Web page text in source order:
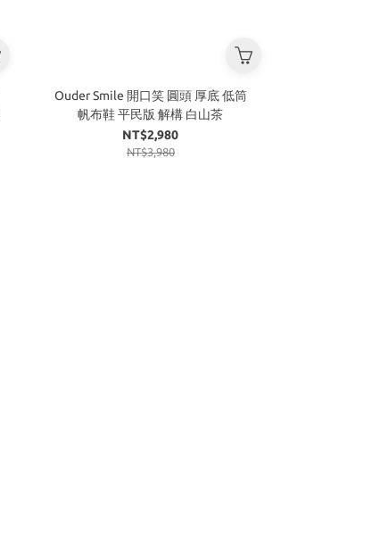
Ouder Smile 開口笑 圓頭 厚底 低筒
帆布鞋 平民版 解構 白山茶
NT$2,980
NT$3,980